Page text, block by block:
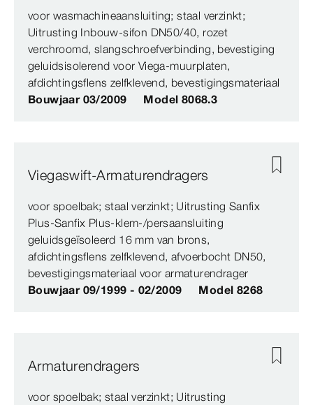
voor wasmachineaansluiting; staal verzinkt;
Uitrusting Inbouw-sifon DN50/40, rozet
verchroomd, slangschroefverbinding, bevestiging
geluidsisolerend voor Viega-muurplaten,
afdichtingsflens zelfklevend, bevestigingsmateriaal
Bouwjaar 03/2009
Model 8068.3
Viegaswift-Armaturendragers
voor spoelbak; staal verzinkt; Uitrusting Sanfix
Plus-Sanfix Plus-klem-/persaansluiting
geluidsgeïsoleerd 16 mm van brons,
afdichtingsflens zelfklevend, afvoerbocht DN50,
bevestigingsmateriaal voor armaturendrager
Bouwjaar 09/1999 - 02/2009
Model 8268
Armaturendragers
voor spoelbak; staal verzinkt; Uitrusting